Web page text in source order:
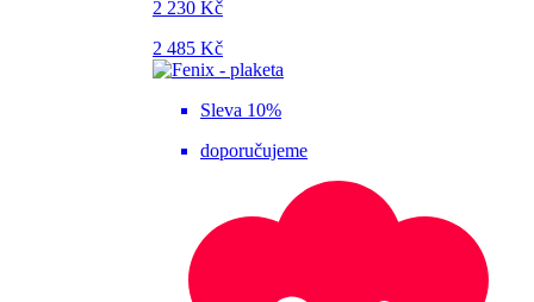
2 230 Kč
2 485 Kč
Sleva 10%
doporučujeme